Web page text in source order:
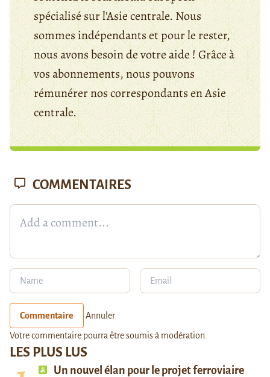
spécialisé sur l'Asie centrale. Nous
sommes indépendants et pour le rester,
nous avons besoin de votre aide ! Grâce à
vos abonnements, nous pouvons
rémunérer nos correspondants en Asie
centrale.
LES PLUS LUS
Un nouvel élan pour le projet ferroviaire
COMMENTAIRES
Commentaire Annuler
Votre commentaire pourra être soumis à modération.